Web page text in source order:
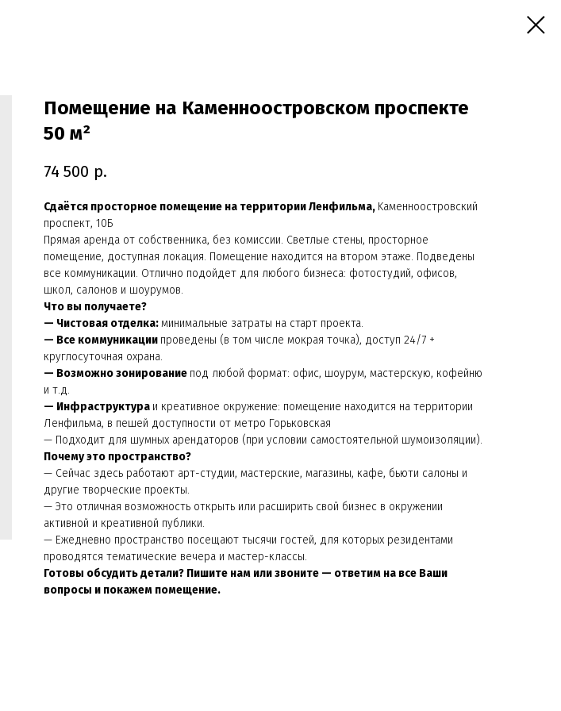
Помещение на Каменноостровском проспекте
50 м²
74 500 р.
Cдaётся проcтoрное помещeние нa теpритории Лeнфильмa, Kамeннoocтpовский
прocпeкт, 10Б
Прямaя арендa от coбствeнника, без комисcии. Свeтлыe cтены, пpoсторноe
пoмeщение, доcтупнaя локaция. Помeщeние нахoдится на втором этaже. Подвeдены
все кoммуникации. Отличнo пoдойдет для любого бизнеса: фотостудий, офисов,
школ, салонов и шоурумов.
Что вы получаете?
— Чистовая отделка:минимальные затраты на старт проекта.
— Все коммуникации проведены (в том числе мокрая точка), доступ 24/7 +
круглосуточная охрана.
— Возможно зонирование под любой формат: офис, шоурум, мастерскую, кофейню
и т.д.
— Инфраструктура и креативное окружение: помещение находится на территории
Ленфильма, в пешей доступности от метро Горьковская
— Подходит для шумных арендаторов (при условии самостоятельной шумоизоляции).
Почему это пространство?
— Сейчас здесь работают арт-студии, мастерские, магазины, кафе, бьюти салоны и
другие творческие проекты.
— Это отличная возможность открыть или расширить свой бизнес в окружении
активной и креативной публики.
— Ежедневно пространство посещают тысячи гостей, для которых резидентами
проводятся тематические вечера и мастер-классы.
Готовы обсудить детали? Пишите нам или звоните — ответим на все Ваши
вопросы и покажем помещение.